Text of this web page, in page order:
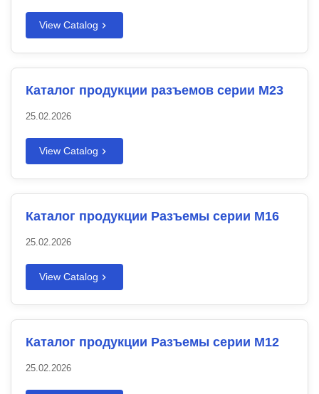
View Catalog
Каталог продукции разъемов серии M23
25.02.2026
View Catalog
Каталог продукции Разъемы серии M16
25.02.2026
View Catalog
Каталог продукции Разъемы серии M12
25.02.2026